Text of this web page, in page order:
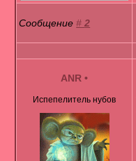
Сообщение#2
ANR •
Испепелитель нубов